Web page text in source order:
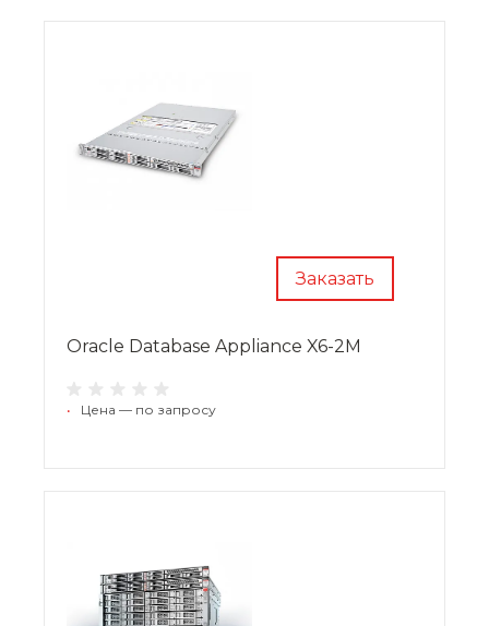
Заказать
Oracle Database Appliance X6-2M
• Цена — по запросу